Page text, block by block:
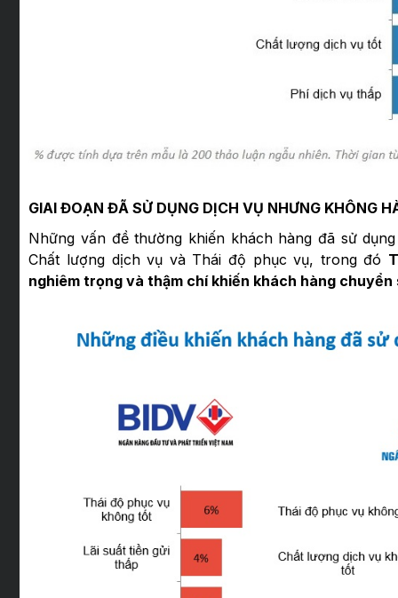
GIAI ĐOẠN ĐÃ SỬ DỤNG DỊCH VỤ NHƯNG KHÔNG
Những vấn đề thường khiến khách hàng đã sử
Chất lượng dịch vụ và Thái độ phục vụ, trong đó
nghiêm trọng và thậm chí khiến khách hàng